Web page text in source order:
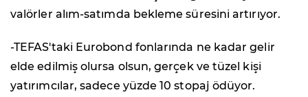
valörler alım-satımda bekleme süresini artırıyor.
-TEFAS'taki Eurobond fonlarında ne kadar gelir
elde edilmiş olursa olsun, gerçek ve tüzel kişi
yatırımcılar, sadece yüzde 10 stopaj ödüyor.